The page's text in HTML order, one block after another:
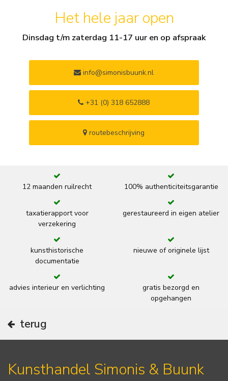
Het hele jaar open
Dinsdag t/m zaterdag 11-17 uur en op afspraak
info@simonisbuunk.nl
+31 (0) 318 652888
routebeschrijving
12 maanden ruilrecht 100% authenticiteitsgarantie
taxatierapport voor
verzekering
gerestaureerd in eigen atelier
kunsthistorische
documentatie
nieuwe of originele lijst
advies interieur en verlichting
gratis bezorgd en
opgehangen
terug
Kunsthandel Simonis & Buunk